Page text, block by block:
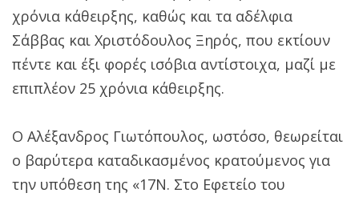
χρόνια κάθειρξης, καθώς και τα αδέλφια
Σάββας και Χριστόδουλος Ξηρός, που εκτίουν
πέντε και έξι φορές ισόβια αντίστοιχα, μαζί με
επιπλέον 25 χρόνια κάθειρξης.
Ο Αλέξανδρος Γιωτόπουλος, ωστόσο, θεωρείται
ο βαρύτερα καταδικασμένος κρατούμενος για
την υπόθεση της «17Ν. Στο Εφετείο του